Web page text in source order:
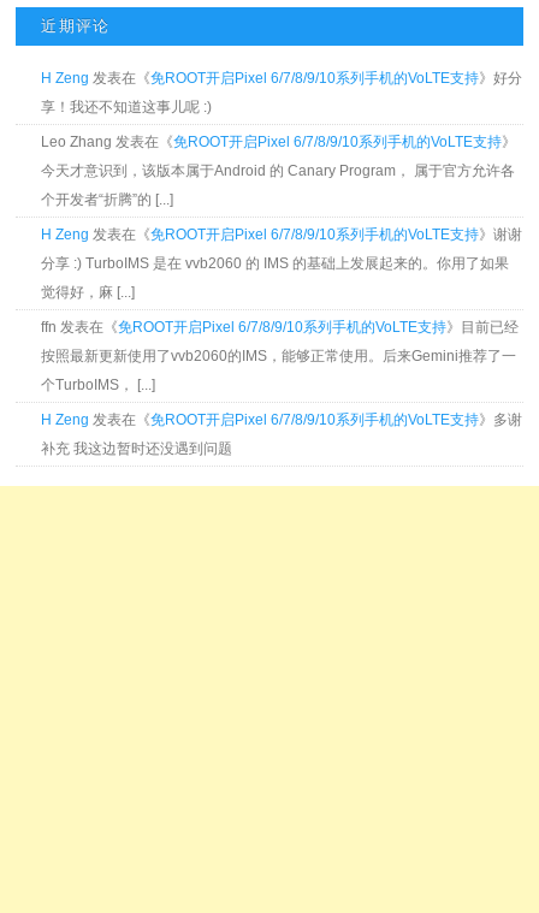
近期评论
H Zeng 发表在《免ROOT开启Pixel 6/7/8/9/10系列手机的VoLTE支持》好分
享！我还不知道这事儿呢 :)
Leo Zhang 发表在《免ROOT开启Pixel 6/7/8/9/10系列手机的VoLTE支持》
今天才意识到，该版本属于Android 的 Canary Program， 属于官方允许各
个开发者“折腾”的 [...]
H Zeng 发表在《免ROOT开启Pixel 6/7/8/9/10系列手机的VoLTE支持》谢谢
分享 :) TurboIMS 是在 vvb2060 的 IMS 的基础上发展起来的。你用了如果
觉得好，麻 [...]
ffn 发表在《免ROOT开启Pixel 6/7/8/9/10系列手机的VoLTE支持》目前已经
按照最新更新使用了vvb2060的IMS，能够正常使用。后来Gemini推荐了一
个TurboIMS， [...]
H Zeng 发表在《免ROOT开启Pixel 6/7/8/9/10系列手机的VoLTE支持》多谢
补充 我这边暂时还没遇到问题